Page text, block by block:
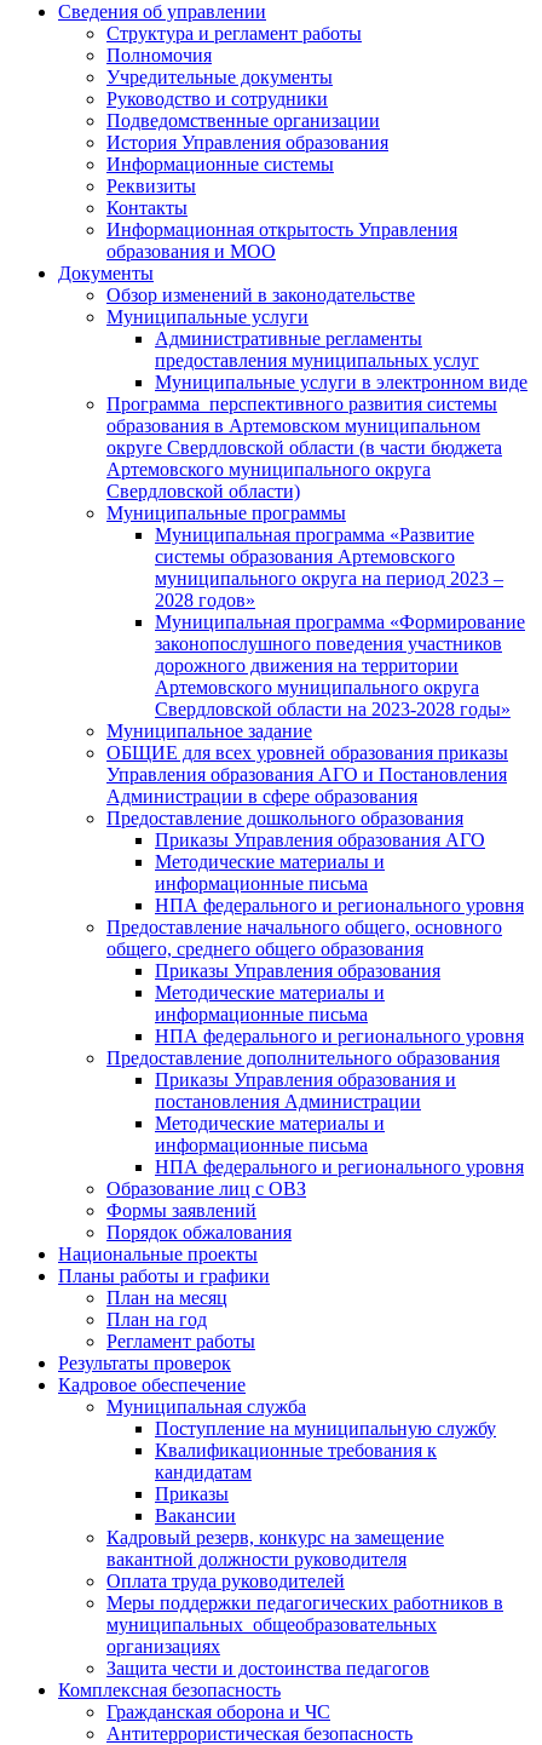
Сведения об управлении
Структура и регламент работы
Полномочия
Учредительные документы
Руководство и сотрудники
Подведомственные организации
История Управления образования
Информационные системы
Реквизиты
Контакты
Информационная открытость Управления
образования и МОО
Документы
Обзор изменений в законодательстве
Муниципальные услуги
Административные регламенты
предоставления муниципальных услуг
Муниципальные услуги в электронном виде
Программа перспективного развития системы
образования в Артемовском муниципальном
округе Свердловской области (в части бюджета
Артемовского муниципального округа
Свердловской области)
Муниципальные программы
Муниципальная программа «Развитие
системы образования Артемовского
муниципального округа на период 2023 –
2028 годов»
Муниципальная программа «Формирование
законопослушного поведения участников
дорожного движения на территории
Артемовского муниципального округа
Свердловской области на 2023-2028 годы»
Муниципальное задание
ОБЩИЕ для всех уровней образования приказы
Управления образования АГО и Постановления
Администрации в сфере образования
Предоставление дошкольного образования
Приказы Управления образования АГО
Методические материалы и
информационные письма
НПА федерального и регионального уровня
Предоставление начального общего, основного
общего, среднего общего образования
Приказы Управления образования
Методические материалы и
информационные письма
НПА федерального и регионального уровня
Предоставление дополнительного образования
Приказы Управления образования и
постановления Администрации
Методические материалы и
информационные письма
НПА федерального и регионального уровня
Образование лиц с ОВЗ
Формы заявлений
Порядок обжалования
Национальные проекты
Планы работы и графики
План на месяц
План на год
Регламент работы
Результаты проверок
Кадровое обеспечение
Муниципальная служба
Поступление на муниципальную службу
Квалификационные требования к
кандидатам
Приказы
Вакансии
Кадровый резерв, конкурс на замещение
вакантной должности руководителя
Оплата труда руководителей
Меры поддержки педагогических работников в
муниципальных общеобразовательных
организациях
Защита чести и достоинства педагогов
Комплексная безопасность
Гражданская оборона и ЧС
Антитеррористическая безопасность